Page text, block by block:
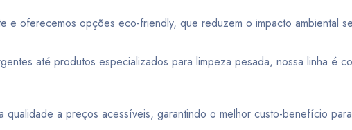
e oferecemos opções eco-friendly, que reduzem o impacto ambiental
até produtos especializados para limpeza pesada, nossa linha é
qualidade a preços acessíveis, garantindo o melhor custo-benefício